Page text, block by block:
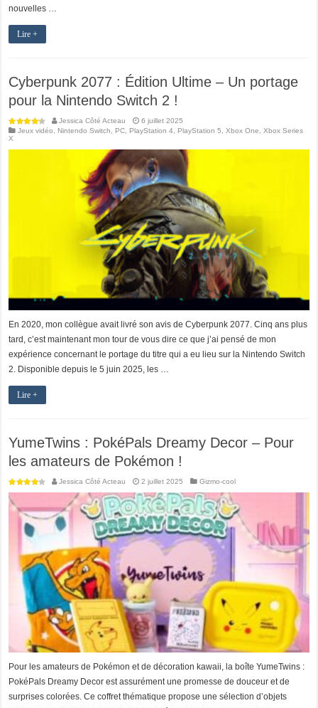
nouvelles …
Lire +
Cyberpunk 2077 : Édition Ultime – Un portage
pour la Nintendo Switch 2 !
Jessica Côté Acteau
6 juillet 2025
Jeux vidéo
Nintendo Switch PC PlayStation 4 PlayStation 5 ,Xbox One ,Xbox Series
X
En 2020, mon collègue avait livré son avis de Cyberpunk 2077. Cinq ans plus
tard, c’est maintenant mon tour de vous dire ce que j’ai pensé de mon
expérience concernant le portage du titre qui a eu lieu sur la Nintendo Switch
2. Disponible depuis le 5 juin 2025, les …
Lire +
YumeTwins : PokéPals Dreamy Decor – Pour
les amateurs de Pokémon !
Jessica Côté Acteau 2 juillet 2025 Gizmo-cool
Pour les amateurs de Pokémon et de décoration kawaii, la boîte YumeTwins :
PokéPals Dreamy Decor est assurément une promesse de douceur et de
surprises colorées. Ce coffret thématique propose une sélection d’objets